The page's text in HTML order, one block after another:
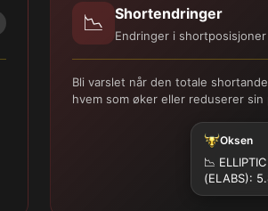
📉 Shortendringer
Endringer i shortposisjoner
Bli varslet når den totale
hvem som øker eller reduserer sin
Oksen
📉
(ELABS):